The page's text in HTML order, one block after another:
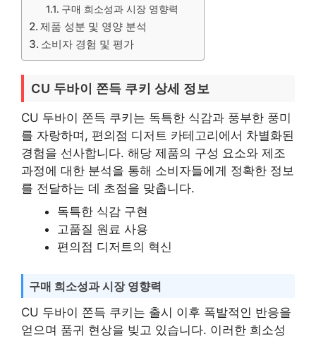
구매 희소성과 시장 영향력
제품 성분 및 영양 분석
소비자 경험 및 평가
CU 두바이 쫀득 쿠키 상세 정보
CU 두바이 쫀득 쿠키는 독특한 식감과 풍부한 풍미
를 자랑하며, 편의점 디저트 카테고리에서 차별화된
경험을 선사합니다. 해당 제품의 구성 요소와 제조
과정에 대한 분석을 통해 소비자들에게 정확한 정보
를 전달하는 데 초점을 맞춥니다.
독특한 식감 구현
고품질 원료 사용
편의점 디저트의 혁신
구매 희소성과 시장 영향력
CU 두바이 쫀득 쿠키는 출시 이후 폭발적인 반응을
얻으며 품귀 현상을 빚고 있습니다. 이러한 희소성